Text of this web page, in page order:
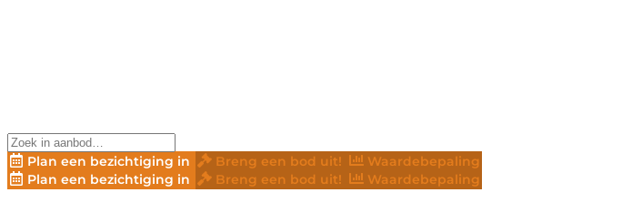
Plan een bezichtiging in Breng een bod uit!
Waardebepaling
Plan een bezichtiging in
Breng een bod uit! Waardebepaling